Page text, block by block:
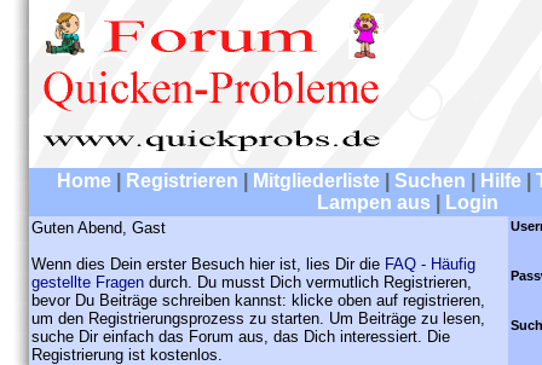
Home Registrieren Mitgliederliste Suchen Hilfe
Lampen aus
Login
Guten Abend, Gast
Wenn dies Dein erster Besuch hier ist, lies Dir die FAQ - Häufig
gestellte Fragen durch. Du musst Dich vermutlich Registrieren,
bevor Du Beiträge schreiben kannst: klicke oben auf registrieren,
um den Registrierungsprozess zu starten. Um Beiträge zu lesen,
suche Dir einfach das Forum aus, das Dich interessiert. Die
Registrierung ist kostenlos.